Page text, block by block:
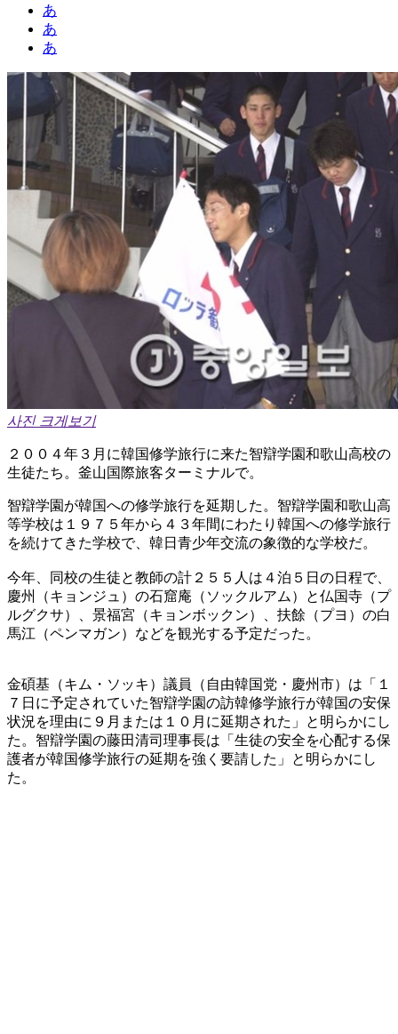
あ
あ
あ
사진 크게보기
２００４年３月に韓国修学旅行に来た智辯学園和歌山高校の
生徒たち。釜山国際旅客ターミナルで。
智辯学園が韓国への修学旅行を延期した。智辯学園和歌山高
等学校は１９７５年から４３年間にわたり韓国への修学旅行
を続けてきた学校で、韓日青少年交流の象徴的な学校だ。
今年、同校の生徒と教師の計２５５人は４泊５日の日程で、
慶州（キョンジュ）の石窟庵（ソックルアム）と仏国寺（プ
ルグクサ）、景福宮（キョンボックン）、扶餘（プヨ）の白
馬江（ペンマガン）などを観光する予定だった。
金碩基（キム・ソッキ）議員（自由韓国党・慶州市）は「１
７日に予定されていた智辯学園の訪韓修学旅行が韓国の安保
状況を理由に９月または１０月に延期された」と明らかにし
た。智辯学園の藤田清司理事長は「生徒の安全を心配する保
護者が韓国修学旅行の延期を強く要請した」と明らかにし
た。